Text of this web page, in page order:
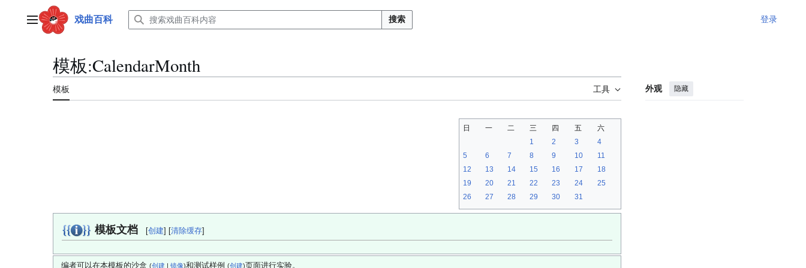
主菜单 戏曲百科 搜索 登录
模板:CalendarMonth
模板 工具 外观 隐藏
日 一 二 三 四 五
六
1
2 3
4
5
6 7 8 9 10
11
12
13 14 15 16 17
18
19
20 21 22 23 24
25
26
27 28 29 30 31
模板文档 [创建] [清除缓存]
编者可以在本模板的沙盒 (创建 | 镜像)和测试样例 (创建)页面进行实验。